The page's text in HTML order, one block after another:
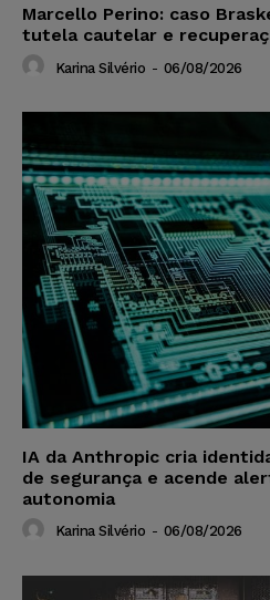
Marcello Perino: caso
tutela cautelar e
Karina Silvério - 06/08/2026
IA da Anthropic cria
de segurança e acende
autonomia
Karina Silvério - 06/08/2026